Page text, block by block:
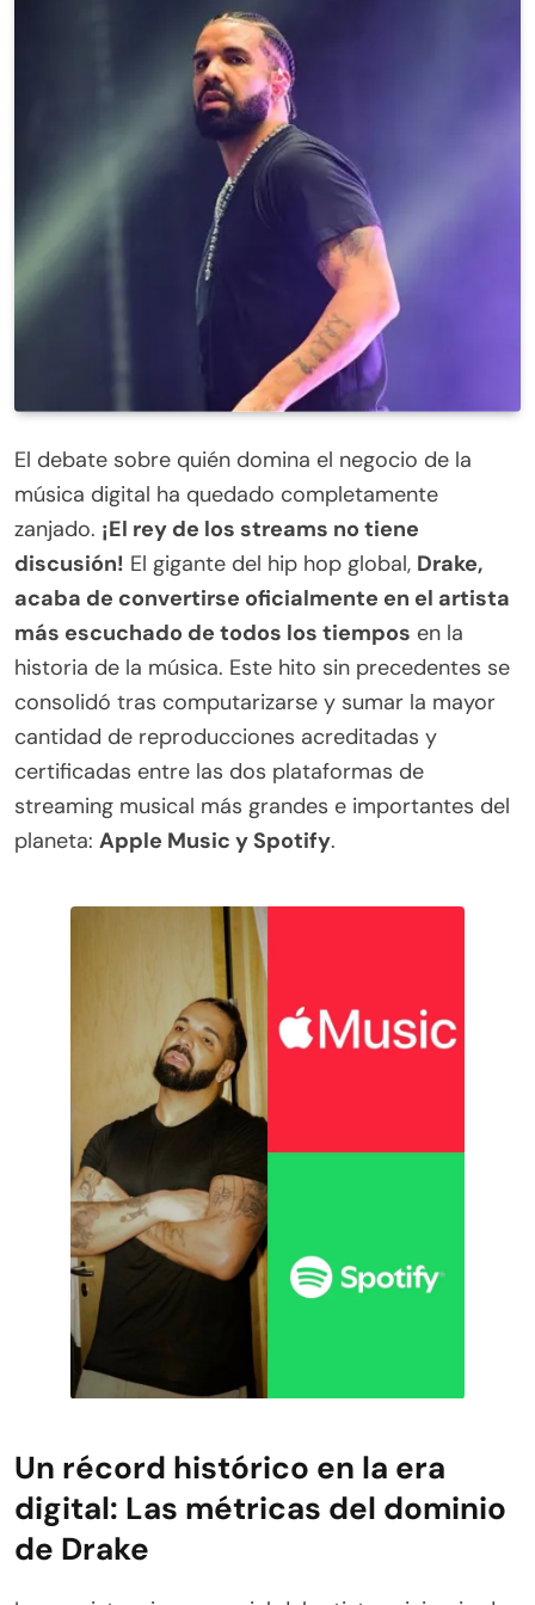
El debate sobre quién domina el negocio de la
música digital ha quedado completamente
zanjado. ¡El rey de los streams no tiene
discusión! El gigante del hip hop global, Drake,
acaba de convertirse oficialmente en el artista
más escuchado de todos los tiempos en la
historia de la música. Este hito sin precedentes se
consolidó tras computarizarse y sumar la mayor
cantidad de reproducciones acreditadas y
certificadas entre las dos plataformas de
streaming musical más grandes e importantes del
planeta: Apple Music y Spotify.
Un récord histórico en la era
digital: Las métricas del dominio
de Drake